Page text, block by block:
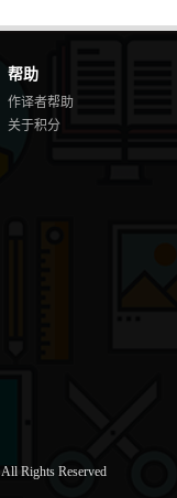
帮助
作译者帮助
关于积分
All Rights Reserved